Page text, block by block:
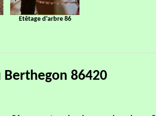
Etêtage d'arbre 86
86420